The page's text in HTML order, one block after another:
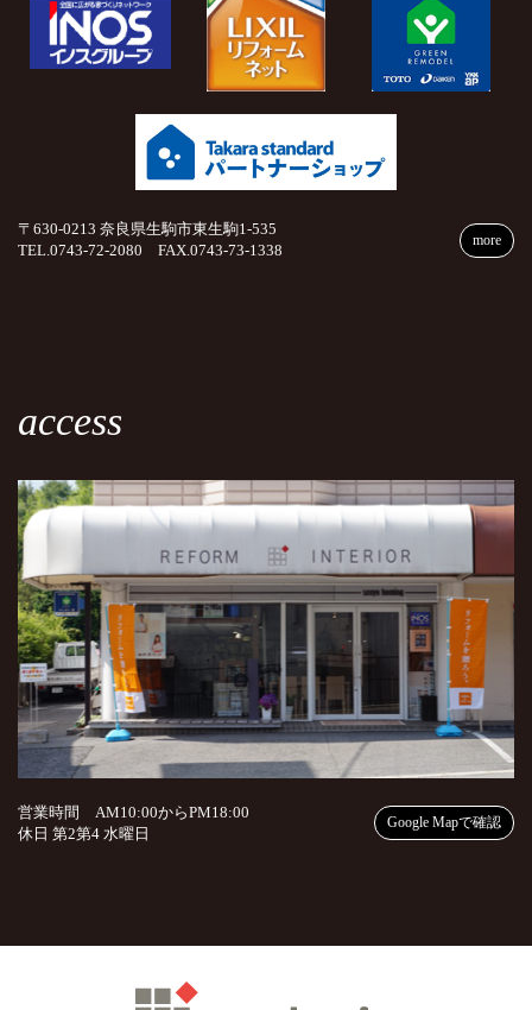
〒630-0213 奈良県生駒市東生駒1-535
TEL.0743-72-2080 FAX.0743-73-1338
more
access
営業時間 AM10:00からPM18:00
休日 第2第4 水曜日
Google Mapで確認